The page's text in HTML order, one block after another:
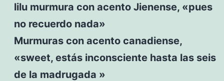
lilu murmura con acento Jienense, «pues
no recuerdo nada»
Murmuras con acento canadiense,
«sweet, estás inconsciente hasta las seis
de la madrugada »